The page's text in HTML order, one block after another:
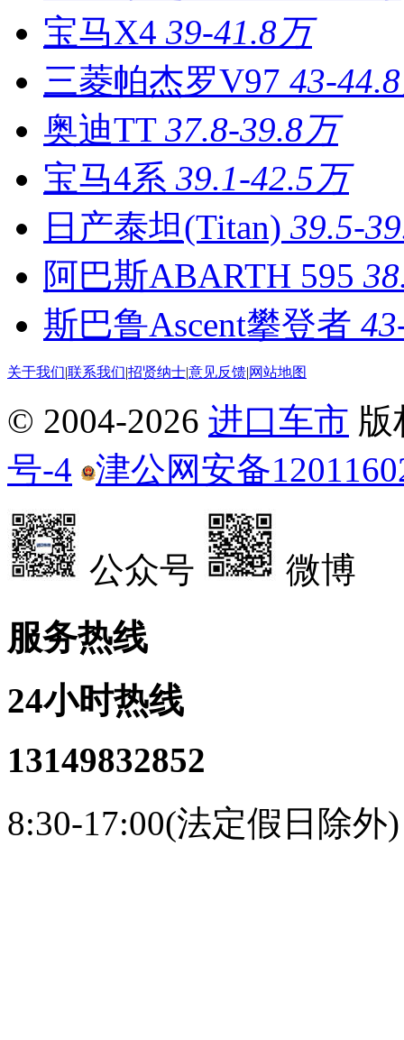
宝马X4 39-41.8万
三菱帕杰罗V97 43-
奥迪TT 37.8-39.8万
宝马4系 39.1-42.5万
日产泰坦(Titan) 39.5-
阿巴斯ABARTH 595
斯巴鲁Ascent攀登者
关于我们|联系我们|招贤纳士|意见反馈|网站地图
© 2004-2026 进口车市
号-4
津公网安备
公众号
微博
服务热线
24小时热线
13149832852
8:30-17:00(法定假日除外)